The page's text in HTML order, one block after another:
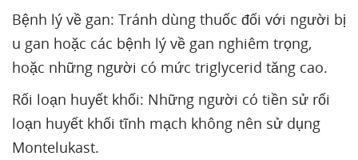
Bệnh lý về gan: Tránh dùng thuốc đối với người bị
u gan hoặc các bệnh lý về gan nghiêm trọng,
hoặc những người có mức triglycerid tăng cao.
Rối loạn huyết khối: Những người có tiền sử rối
loạn huyết khối tĩnh mạch không nên sử dụng
Montelukast.